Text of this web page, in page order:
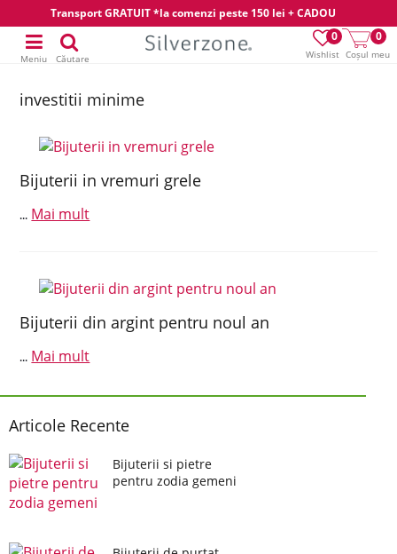
Transport GRATUIT *la comenzi peste 150 lei + CADOU
Wishlist
0
Coșul meu
0
Meniu Căutare
investitii minime
Bijuterii in vremuri grele
... Mai mult
Bijuterii din argint pentru noul an
... Mai mult
Articole Recente
Bijuterii si pietre
pentru zodia gemeni